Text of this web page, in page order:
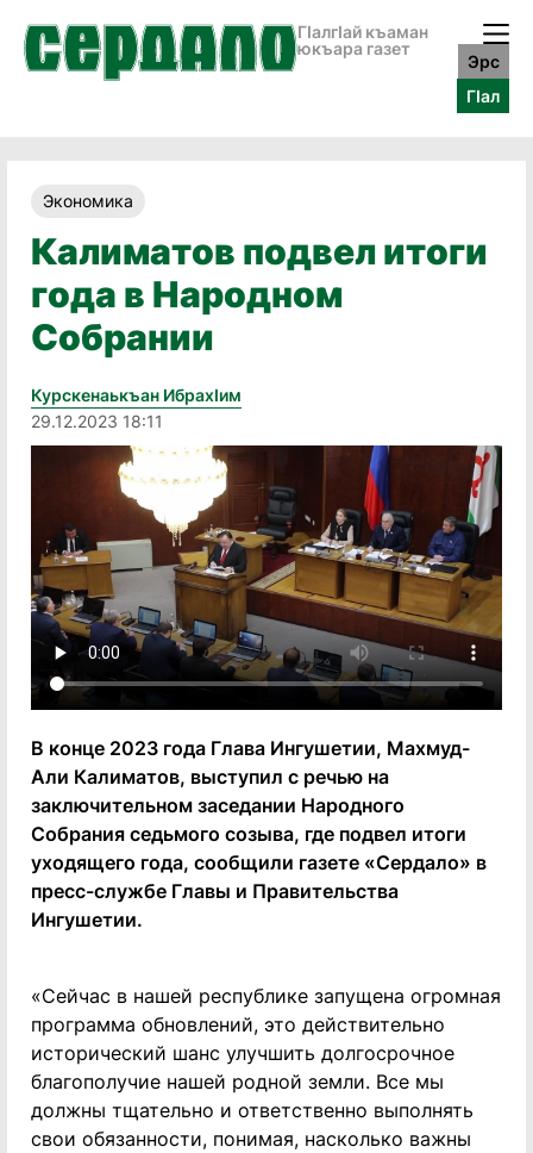
ГӀалгӀай къаман
юкъара газет
Эрс
ГӀал
Экономика
Калиматов подвел итоги
года в Народном
Собрании
Курскенаькъан Ибрахӏим
29.12.2023 18:11
В конце 2023 года Глава Ингушетии, Махмуд-
Али Калиматов, выступил с речью на
заключительном заседании Народного
Собрания седьмого созыва, где подвел итоги
уходящего года, сообщили газете «Сердало» в
пресс-службе Главы и Правительства
Ингушетии.
«Сейчас в нашей республике запущена огромная
программа обновлений, это действительно
исторический шанс улучшить долгосрочное
благополучие нашей родной земли. Все мы
должны тщательно и ответственно выполнять
свои обязанности, понимая, насколько важны